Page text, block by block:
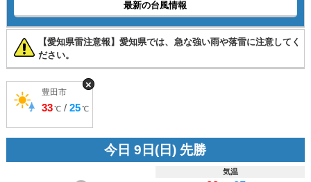
最新の台風情報
【愛知県雷注意報】愛知県では、急な強い雨や落雷に注意してく
ださい。
豊田市
33℃/ 25℃
×
今日 9日(日) 先勝
気温